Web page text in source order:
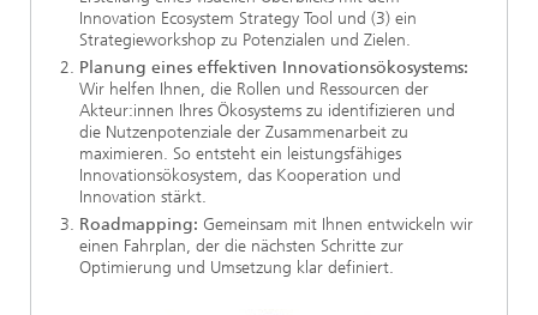
Innovation Ecosystem Strategy Tool und (3) ein
Strategieworkshop zu Potenzialen und Zielen.
Planung eines effektiven Innovationsökosystems:
Wir helfen Ihnen, die Rollen und Ressourcen der
Akteur:innen Ihres Ökosystems zu identifizieren und
die Nutzenpotenziale der Zusammenarbeit zu
maximieren. So entsteht ein leistungsfähiges
Innovationsökosystem, das Kooperation und
Innovation stärkt.
Roadmapping: Gemeinsam mit Ihnen entwickeln wir
einen Fahrplan, der die nächsten Schritte zur
Optimierung und Umsetzung klar definiert.